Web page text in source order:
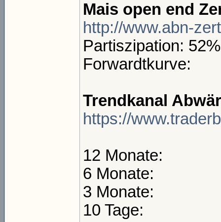
Mais open end
http://www.abn-
Partiszipation: 52%
Forwardtkurve:
Trendkanal
https://
12 Monate:
6 Monate:
3 Monate:
10 Tage: